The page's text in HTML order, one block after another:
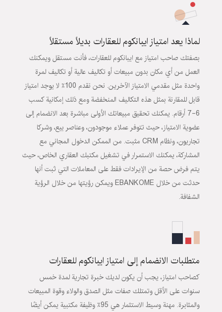
لماذا يعد امتياز ايبانكوم للعقارات بديلاً مستقلاً
بصفتك صاحب امتياز مع ايبانكوم للعقارات، فأنت مستقل ويمكنك
العمل من أي مكان بدون مبيعات أو تكاليف عالية أو تكاليف لمرة
واحدة مثل مقدمي الامتياز الآخرين. نحن نقدم 100٪ لا يوجد امتياز
قابل للمقارنة بمثل هذه التكاليف المنخفضة ومع ذلك إمكانية كسب
6-7 أرقام. يمكنك تحقيق مبيعاتك الأولى مباشرة بعد الانضمام إلى
عضوية الامتياز، حيث تتوفر عملاء موجودون، وعناصر بيع، وشركا
تجاريون، ونظام CRMمثبت. من الممكن الدخول المجاني مع
المشاركة، يمكنك الاستمرار في تشغيل مكتبك العقاري الخاص، حيث
يتم فرض حصة من الإيرادات فقط على المعاملات التي ثبت أنها
حدثت من خلال EBANKOMEويمكن رؤيتها من خلال الرؤية
الشفافة.
متطلبات الانضمام إلى امتياز ايبانكوم للعقارات
كصاحب امتياز، يجب أن يكون لديك خبرة تجارية لمدة خمس
سنوات على الأقل وتمتلك صفات مثل الصدق والولاء وقوة المبيعات
والمثابرة. مهنة وسيط الاستثمار هي 95٪ وظيفة مكتبية يمكن أيضًا